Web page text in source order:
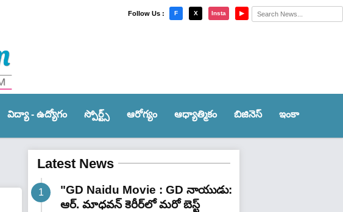
Follow Us : F X Insta ▶
విద్యా - ఉద్యోగం స్పోర్ట్స్‌ ఆరోగ్యం ఆధ్యాత్మికం బిజినెస్ ఇంకా
×
Latest News
"GD Naidu Movie : GD నాయుడు:
ఆర్. మాధవన్‌ కెరీర్‌లో మరో బెస్ట్